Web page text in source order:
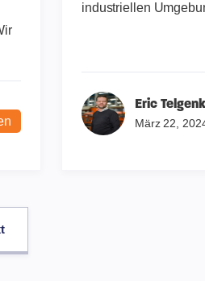
industriellen
Eric
März 22,